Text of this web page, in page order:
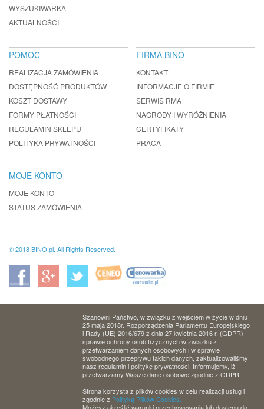
WYSZUKIWARKA
AKTUALNOŚCI
POMOC
REALIZACJA ZAMÓWIENIA
DOSTĘPNOŚĆ PRODUKTÓW
KOSZT DOSTAWY
FORMY PŁATNOŚCI
REGULAMIN SKLEPU
POLITYKA PRYWATNOŚCI
FIRMA BINO
KONTAKT
INFORMACJE O FIRMIE
SERWIS RMA
NAGRODY I WYRÓŻNIENIA
CERTYFIKATY
PRACA
MOJE KONTO
MOJE KONTO
STATUS ZAMÓWIENIA
© 2018 BINO.pl. All Rights Reserved.
Szanowni Państwo, w związku z wejściem w życie w dniu
25 maja 2018r. Rozporządzenia Parlamentu Europejskiego
i Rady (UE) 2016/679 z dnia 27 kwietnia 2016 r. (GDPR)
sprawie ochrony osób fizycznych w związku z
przetwarzaniem danych osobowych i w sprawie
swobodnego przepływu takich danych, zaktualizowaliśmy
nasz regulamin i politykę prywatności. Informujemy, iż
przetwarzamy Wasze dane osobowe zgodnie z GDPR.
Strona korzysta z plików cookies w celu realizacji usług i
zgodnie z Polityką Plików Cookies.